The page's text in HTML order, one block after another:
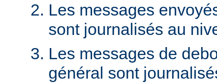
Les messages
sont journalisés au
Les messages de
général sont